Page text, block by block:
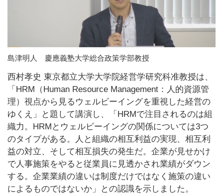
島津明人 慶應義塾大学総合政策学部教授
西村孝史 東京都立大学大学院経営学研究科准教授は、
「HRM（Human Resource Management：人的資源管
理）視点から見るウェルビーイングを重視した経営の
ゆくえ」と題して講演し、「HRMで注目されるのは組
織力。HRMとウェルビーイングの関係については3つ
のタイプがある。人と組織の相互利益の実現、相互利
益の対立、そして相互損失の発生だ。企業が見せかけ
で人事施策をやると従業員に見透かされ業績がダウン
する。企業業績の違いは制度だけではなく施策の違い
によるものではないか」との認識を示しました。